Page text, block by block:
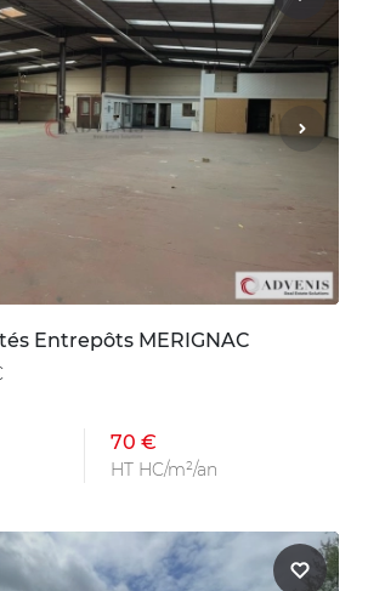
Entrepôts MERIGNAC
70 €
HT HC/m²/an